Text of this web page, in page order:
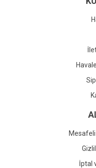
İptal